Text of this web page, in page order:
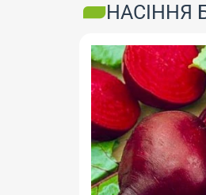
НАСІННЯ